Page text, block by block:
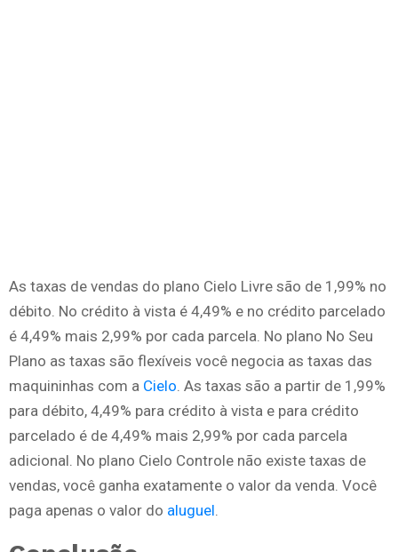
As taxas de vendas do plano Cielo Livre são de 1,99% no
débito. No crédito à vista é 4,49% e no crédito parcelado
é 4,49% mais 2,99% por cada parcela. No plano No Seu
Plano as taxas são flexíveis você negocia as taxas das
maquininhas com a Cielo. As taxas são a partir de 1,99%
para débito, 4,49% para crédito à vista e para crédito
parcelado é de 4,49% mais 2,99% por cada parcela
adicional. No plano Cielo Controle não existe taxas de
vendas, você ganha exatamente o valor da venda. Você
paga apenas o valor do aluguel.